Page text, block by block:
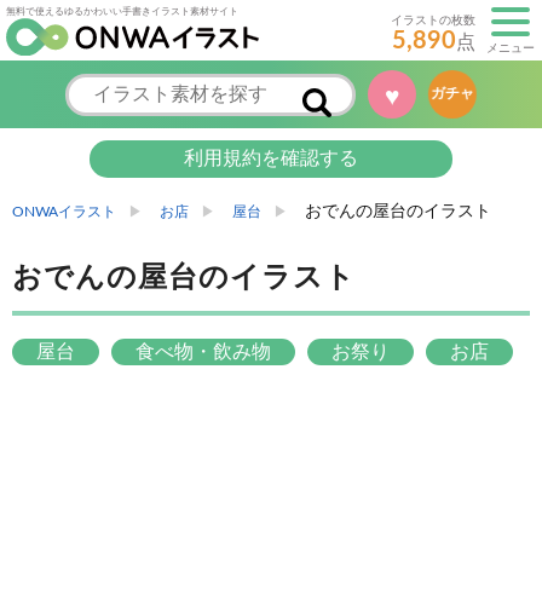
無料で使えるゆるかわいい手書きイラスト素材サイト
イラストの枚数
5,890点 メニュー
♥ ガチャ
利用規約を確認する
ONWAイラスト お店 屋台 おでんの屋台のイラスト
おでんの屋台のイラスト
屋台 食べ物・飲み物 お祭り お店